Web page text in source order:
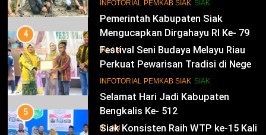
13
Pemerintah Kabupaten Siak
Mengucapkan Dirgahayu RI Ke- 79
IKLAN
14
Selamat Hari Jadi Kabupaten
Bengkalis Ke- 512
IKLAN
Pesisir
INFOTORIAL PEMKAB SIAK SIAK
4
Festival Seni Budaya Melayu Riau
Perkuat Pewarisan Tradisi di Negeri
Istana
INFOTORIAL PEMKAB SIAK SIAK
5
Siak Konsisten Raih WTP ke-15 Kali